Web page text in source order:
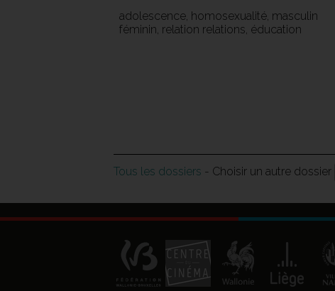
adolescence, homosexualité, masculin
féminin, relation relations, éducation
Tous les dossiers - Choisir un autre dossier